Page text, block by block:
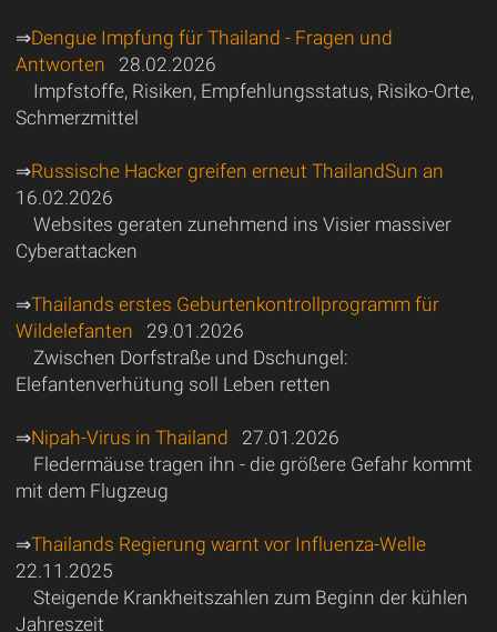
⇒Dengue Impfung für Thailand - Fragen und
Antworten 28.02.2026
Impfstoffe, Risiken, Empfehlungsstatus, Risiko-Orte,
Schmerzmittel
⇒Russische Hacker greifen erneut ThailandSun an
16.02.2026
Websites geraten zunehmend ins Visier massiver
Cyberattacken
⇒Thailands erstes Geburtenkontrollprogramm für
Wildelefanten 29.01.2026
Zwischen Dorfstraße und Dschungel:
Elefantenverhütung soll Leben retten
⇒Nipah-Virus in Thailand 27.01.2026
Fledermäuse tragen ihn - die größere Gefahr kommt
mit dem Flugzeug
⇒Thailands Regierung warnt vor Influenza-Welle
22.11.2025
Steigende Krankheitszahlen zum Beginn der kühlen
Jahreszeit